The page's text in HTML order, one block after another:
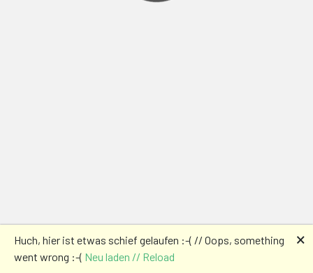
Huch, hier ist etwas schief gelaufen :-( // Oops, something
went wrong :-( Neu laden // Reload
🗙